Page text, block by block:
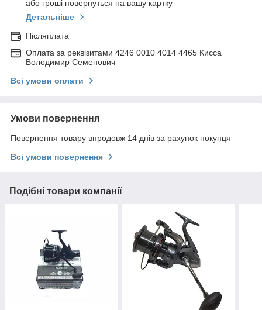
або гроші повернуться на вашу картку
Детальніше
Післяплата
Оплата за реквізитами 4246 0010 4014 4465 Кисса
Володимир Семенович
Всі умови оплати
Умови повернення
Повернення товару впродовж 14 днів за рахунок покупця
Всі умови повернення
Подібні товари компанії